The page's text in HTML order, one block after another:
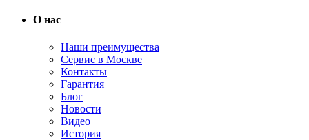
О нас
Наши преимущества
Сервис в Москве
Контакты
Гарантия
Блог
Новости
Видео
История